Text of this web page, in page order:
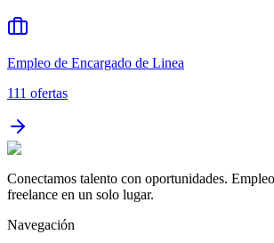
Empleo de Encargado de Linea
111 ofertas
Conectamos talento con oportunidades.
freelance en un solo lugar.
Navegación